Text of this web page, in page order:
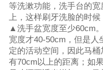
等洗漱功能，洗手台的
上，这样刷牙洗脸的时候
▲洗手盆宽度至少60cm
宽度才40-50cm，但是
定的活动空间，因此马
有70cm以上的距离；如